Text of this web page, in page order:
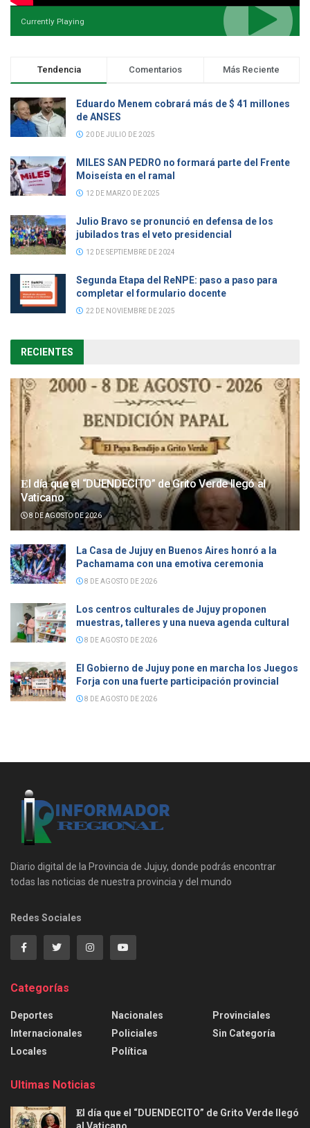
Currently Playing
Tendencia Comentarios Más Reciente
Eduardo Menem cobrará más de $ 41 millones
de ANSES
20 DE JULIO DE 2025
MILES SAN PEDRO no formará parte del Frente
Moiseísta en el ramal
12 DE MARZO DE 2025
Julio Bravo se pronunció en defensa de los
jubilados tras el veto presidencial
12 DE SEPTIEMBRE DE 2024
Segunda Etapa del ReNPE: paso a paso para
completar el formulario docente
22 DE NOVIEMBRE DE 2025
RECIENTES
𝐄l día que el “DUENDECITO” de Grito Verde llegó al
Vaticano
8 DE AGOSTO DE 2026
La Casa de Jujuy en Buenos Aires honró a la
Pachamama con una emotiva ceremonia
8 DE AGOSTO DE 2026
Los centros culturales de Jujuy proponen
muestras, talleres y una nueva agenda cultural
8 DE AGOSTO DE 2026
El Gobierno de Jujuy pone en marcha los Juegos
Forja con una fuerte participación provincial
8 DE AGOSTO DE 2026
Diario digital de la Provincia de Jujuy, donde podrás encontrar
todas las noticias de nuestra provincia y del mundo
Redes Sociales
Categorías
Deportes
Internacionales
Locales
Nacionales
Policiales
Política
Provinciales
Sin Categoría
Ultimas Noticias
𝐄l día que el “DUENDECITO” de Grito Verde llegó
al Vaticano